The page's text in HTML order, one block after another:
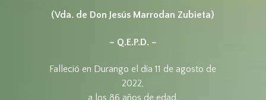
(Vda. de Don Jesús Marrodan Zubieta)
– Q.E.P.D. –
Falleció en Durango el día 11 de agosto de
2022,
a los 86 años de edad.